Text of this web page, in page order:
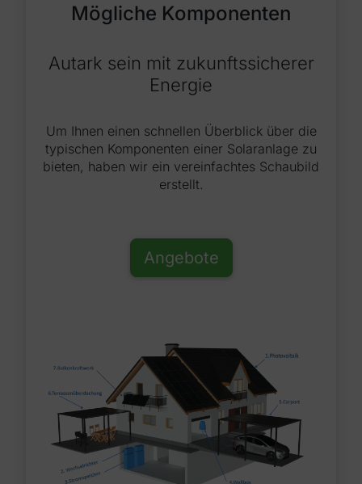
Mögliche Komponenten
Autark sein mit zukunftssicherer
Energie
Um Ihnen einen schnellen Überblick über die
typischen Komponenten einer Solaranlage zu
bieten, haben wir ein vereinfachtes Schaubild
erstellt.
Angebote